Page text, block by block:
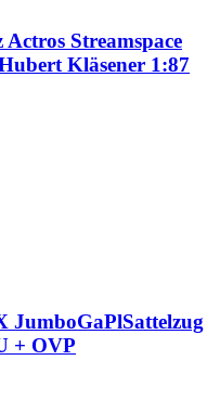
Actros Streamspace
Kläsener 1:87
JumboGaPlSattelzug
+ OVP